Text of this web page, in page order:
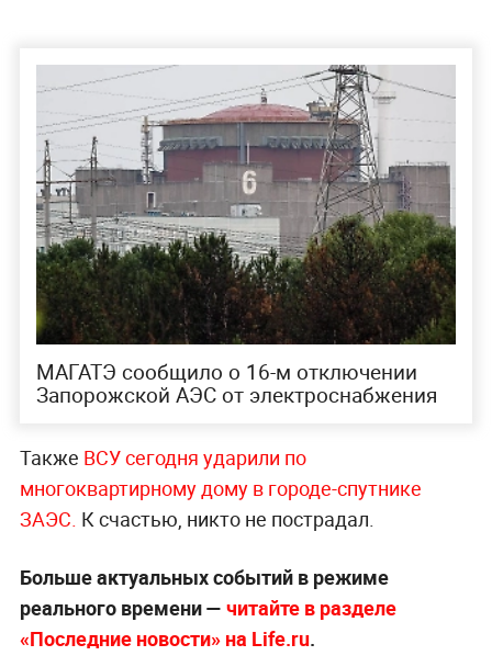
МАГАТЭ сообщило о 16-м отключении
Запорожской АЭС от электроснабжения
Также ВСУ сегодня ударили по
многоквартирному дому в городе-спутнике
ЗАЭС. К счастью, никто не пострадал.
Больше актуальных событий в режиме
реального времени — читайте в разделе
«Последние новости» на Life.ru.